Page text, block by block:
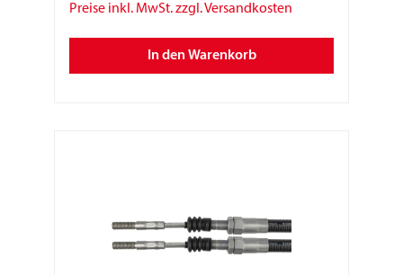
Preise inkl. MwSt. zzgl. Versandkosten
In den Warenkorb